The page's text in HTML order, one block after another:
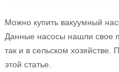
Можно купить вакуумный
Данные насосы нашли свое
так и в сельском хозяйстве.
этой статье.